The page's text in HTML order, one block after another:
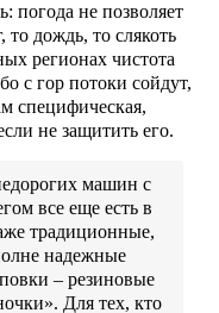
погода не позволяет
то дождь, то слякоть
регионах чистота
с гор потоки сойдут,
специфическая,
не защитить его.
машин с
все еще есть в
традиционные,
надежные
– резиновые
Для тех, кто